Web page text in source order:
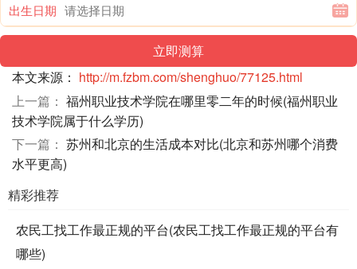
出生日期
本文来源： http://m.fzbm.com/shenghuo/77125.html
上一篇： 福州职业技术学院在哪里零二年的时候(福州职业
技术学院属于什么学历)
下一篇： 苏州和北京的生活成本对比(北京和苏州哪个消费
水平更高)
精彩推荐
农民工找工作最正规的平台(农民工找工作最正规的平台有
哪些)